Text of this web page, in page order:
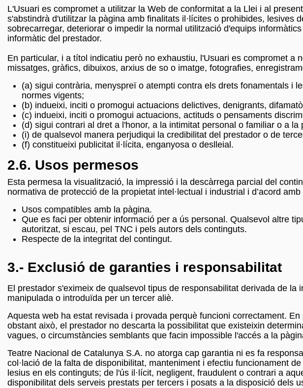
L'Usuari es compromet a utilitzar la Web de conformitat a la Llei i al
s'abstindrà d'utilitzar la pàgina amb finalitats il·lícites o prohibides,
sobrecarregar, deteriorar o impedir la normal utilització d'equips
informàtic del prestador.
En particular, i a títol indicatiu però no exhaustiu, l'Usuari es compromet
missatges, gràfics, dibuixos, arxius de so o imatge, fotografies,
(a) sigui contrària, menyspreï o atempti contra els drets fonamentals i
normes vigents;
(b) indueixi, inciti o promogui actuacions delictives, denigrants,
(c) indueixi, inciti o promogui actuacions, actituds o pensaments
(d) sigui contrari al dret a l'honor, a la intimitat personal o familiar o a
(i) de qualsevol manera perjudiqui la credibilitat del prestador o de
(f) constitueixi publicitat il·lícita, enganyosa o deslleial.
2.6. Usos permesos
Esta permesa la visualització, la impressió i la descàrrega parcial del
normativa de protecció de la propietat intel·lectual i industrial i d’acord
Usos compatibles amb la pàgina.
Que es faci per obtenir informació per a ús personal. Qualsevol altre
autoritzat, si escau, pel TNC i pels autors dels continguts.
Respecte de la integritat del contingut.
3.- Exclusió de garanties i responsabilitat
El prestador s'eximeix de qualsevol tipus de responsabilitat derivada de
manipulada o introduïda per un tercer aliè.
Aquesta web ha estat revisada i provada perquè funcioni correctament.
obstant això, el prestador no descarta la possibilitat que existeixin
vagues, o circumstàncies semblants que facin impossible l'accés a la
Teatre Nacional de Catalunya S.A. no atorga cap garantia ni es fa
col·lació de la falta de disponibilitat, manteniment i efectiu funcionament
lesius en els continguts; de l'ús il·lícit, negligent, fraudulent o contrari a
disponibilitat dels serveis prestats per tercers i posats a la disposició dels